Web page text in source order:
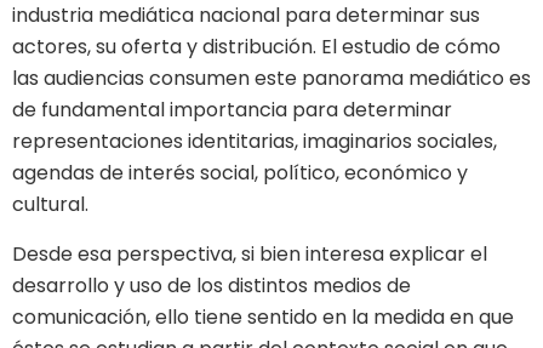
industria mediática nacional para determinar sus
actores, su oferta y distribución. El estudio de cómo
las audiencias consumen este panorama mediático es
de fundamental importancia para determinar
representaciones identitarias, imaginarios sociales,
agendas de interés social, político, económico y
cultural.
Desde esa perspectiva, si bien interesa explicar el
desarrollo y uso de los distintos medios de
comunicación, ello tiene sentido en la medida en que